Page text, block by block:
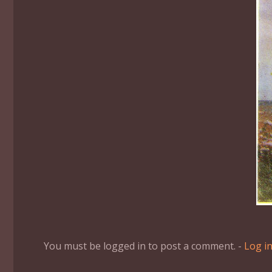
You must be logged in to post a comment. - Log in